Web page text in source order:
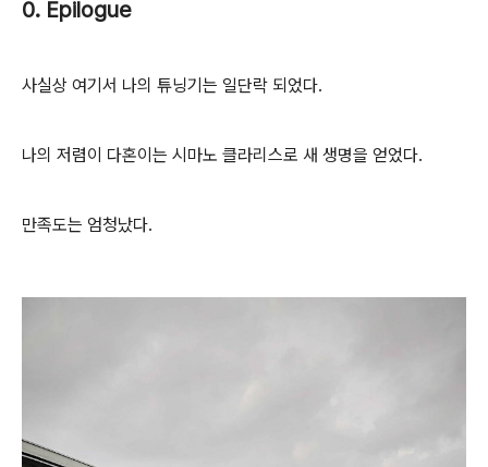
0. Epilogue
사실상 여기서 나의 튜닝기는 일단락 되었다.
나의 저렴이 다혼이는 시마노 클라리스로 새 생명을 얻었다.
만족도는 엄청났다.